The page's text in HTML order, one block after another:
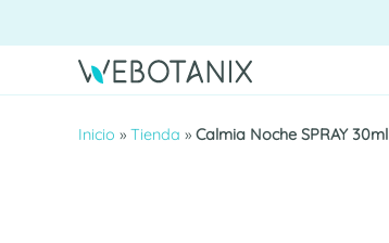
contenido
Inicio » Tienda » Calmia Noche SPRAY 30ml